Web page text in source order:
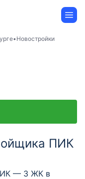
Новостройки
ПИК
— 3 ЖК в